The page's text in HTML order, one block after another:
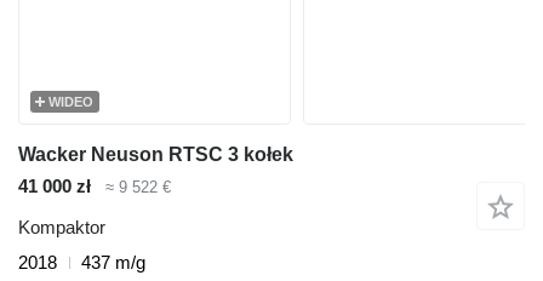
WIDEO
Wacker Neuson RTSC 3 kołek
41 000 zł
≈ 9 522 €
Kompaktor
2018
437 m/g